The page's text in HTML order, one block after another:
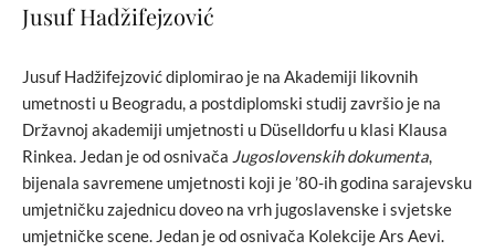
Jusuf Hadžifejzović
Jusuf Hadžifejzović diplomirao je na Akademiji likovnih
umetnosti u Beogradu, a postdiplomski studij završio je na
Državnoj akademiji umjetnosti u Düselldorfu u klasi Klausa
Rinkea. Jedan je od osnivača Jugoslovenskih dokumenta,
bijenala savremene umjetnosti koji je ’80-ih godina sarajevsku
umjetničku zajednicu doveo na vrh jugoslavenske i svjetske
umjetničke scene. Jedan je od osnivača Kolekcije Ars Aevi.